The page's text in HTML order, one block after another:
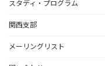
スタディ・プログラム
関西支部
メーリングリスト